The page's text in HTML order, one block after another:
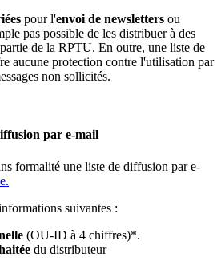
pour l'envoi de newsletters ou
pas possible de les distribuer à des
de la RPTU. En outre, une liste de
aucune protection contre l'utilisation par
non sollicités.
par e-mail
formalité une liste de diffusion par e-
suivantes :
(OU-ID à 4 chiffres)*.
du distributeur